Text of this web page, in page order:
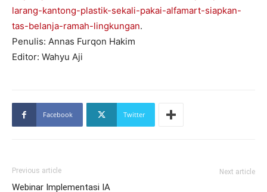
larang-kantong-plastik-sekali-pakai-alfamart-siapkan-
tas-belanja-ramah-lingkungan.
Penulis: Annas Furqon Hakim
Editor: Wahyu Aji
Facebook Twitter
Previous article
Webinar Implementasi IA
Next article